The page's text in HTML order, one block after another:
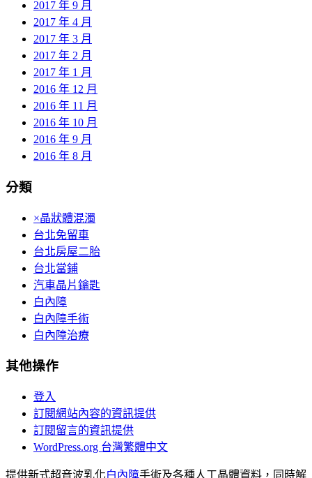
2017 年 9 月
2017 年 4 月
2017 年 3 月
2017 年 2 月
2017 年 1 月
2016 年 12 月
2016 年 11 月
2016 年 10 月
2016 年 9 月
2016 年 8 月
分類
×晶狀體混濁
台北免留車
台北房屋二胎
台北當鋪
汽車晶片鑰匙
白內障
白內障手術
白內障治療
其他操作
登入
訂閱網站內容的資訊提供
訂閱留言的資訊提供
WordPress.org 台灣繁體中文
提供新式超音波乳化白內障手術及各種人工晶體資料，同時解